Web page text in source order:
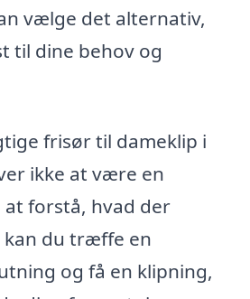
vælge det alternativ,
til dine behov og
frisør til dameklip i
ikke at være en
forstå, hvad der
du træffe en
og få en klipning,